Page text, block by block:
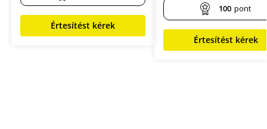
Értesítést kérek
100 pont
Értesítést kérek